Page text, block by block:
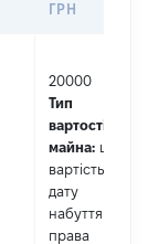
ГРН
20000
Тип
вартості
майна: це
вартість на
дату
набуття
права